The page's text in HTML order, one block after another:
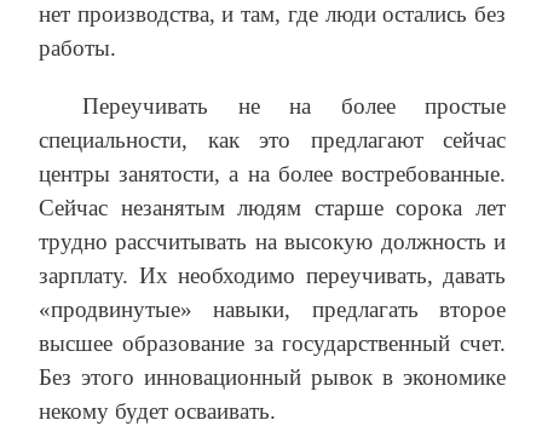
нет производства, и там, где люди остались без
работы.
Переучивать не на более простые
специальности, как это предлагают сейчас
центры занятости, а на более востребованные.
Сейчас незанятым людям старше сорока лет
трудно рассчитывать на высокую должность и
зарплату. Их необходимо переучивать, давать
«продвинутые» навыки, предлагать второе
высшее образование за государственный счет.
Без этого инновационный рывок в экономике
некому будет осваивать.